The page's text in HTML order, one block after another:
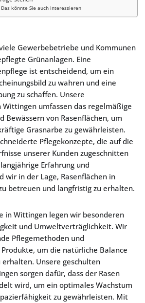
Das könnte Sie auch interessieren
Gewerbebetriebe und Kommunen
Grünanlagen. Eine
ist entscheidend, um ein
zu wahren und eine
zu schaffen. Unsere
umfassen das regelmäßige
Bewässern von Rasenflächen, um
Grasnarbe zu gewährleisten.
Pflegekonzepte, die auf die
unserer Kunden zugeschnitten
Erfahrung und
wir in der Lage, Rasenflächen in
betreuen und langfristig zu erhalten.
in Wittingen legen wir besonderen
und Umweltverträglichkeit. Wir
Pflegemethoden und
um die natürliche Balance
erhalten. Unsere geschulten
sorgen dafür, dass der Rasen
wird, um ein optimales Wachstum
zu gewährleisten. Mit